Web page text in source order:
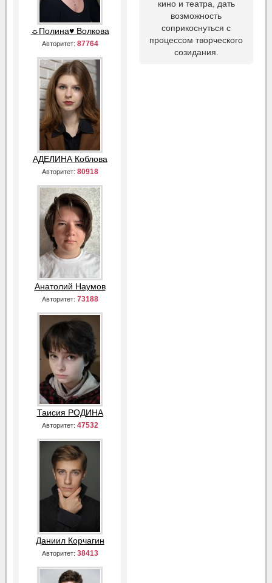
☼Полина♥ Волкова
Авторитет: 87764
АДЕЛИНА Коблова
Авторитет: 80918
Анатолий Наумов
Авторитет: 73188
Таисия РОДИНА
Авторитет: 47532
Даниил Корчагин
Авторитет: 38413
кино и театра, дать
возможность
соприкоснуться с
процессом творческого
созидания.